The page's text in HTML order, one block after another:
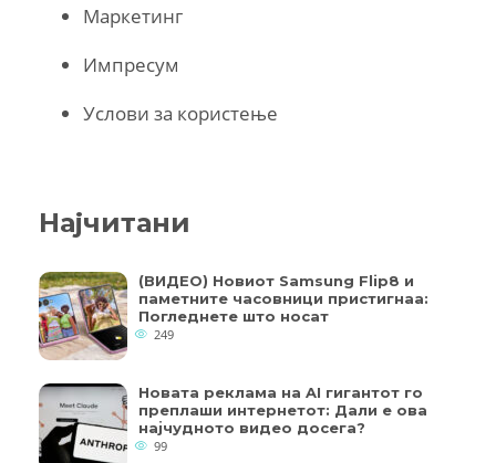
Маркетинг
Импресум
Услови за користење
Најчитани
(ВИДЕО) Новиот Samsung Flip8 и
паметните часовници пристигнаа:
Погледнете што носат
249
Новата реклама на AI гигантот го
преплаши интернетот: Дали е ова
најчудното видео досега?
99